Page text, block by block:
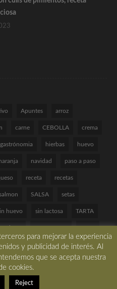
Apuntes arroz
carne CEBOLLA crema
gastrónomia hierbas huevo
navidad paso a paso
receta recetas
SALSA setas
huevo sin lactosa TARTA
VINAGRETA yogur
para mejorar la experiencia
y publicidad de interés. Al
que se acepta nuestra
cookies.
Reject